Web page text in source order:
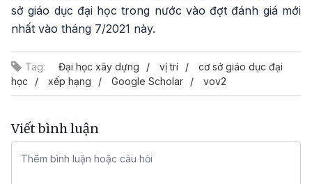
sở giáo dục đại học trong nước vào đợt đánh giá mới
nhất vào tháng 7/2021 này.
Tag: Đại học xây dựng vị trí
cơ sở giáo dục đại
học
xếp hạng Google Scholar vov2
Viết bình luận